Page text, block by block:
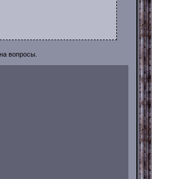
вопросы.